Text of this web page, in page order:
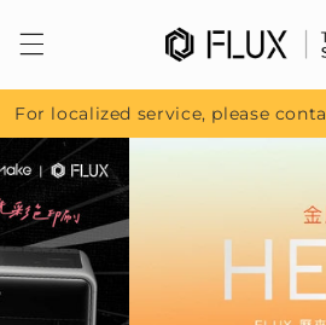
容
For localized service, please